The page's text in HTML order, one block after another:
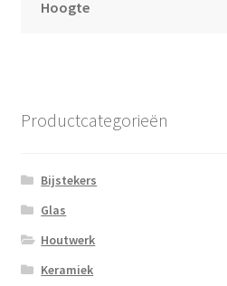
Hoogte
Productcategorieën
Bijstekers
Glas
Houtwerk
Keramiek